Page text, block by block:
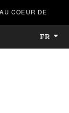
COEUR DE
FR